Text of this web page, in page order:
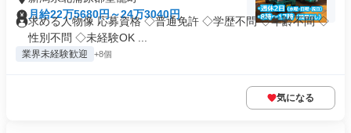
月給22万5680円～24万3040円
求める人物像 応募資格 ◇普通免許 ◇学歴不問 ◇年齢不問 ◇
性別不問 ◇未経験OK ...
業界未経験歓迎 +8個
気になる